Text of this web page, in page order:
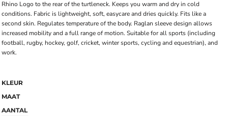
Rhino Logo to the rear of the turtleneck. Keeps you warm and dry in cold
conditions. Fabric is lightweight, soft, easycare and dries quickly. Fits like a
second skin. Regulates temperature of the body. Raglan sleeve design allows
increased mobility and a full range of motion. Suitable for all sports (including
football, rugby, hockey, golf, cricket, winter sports, cycling and equestrian), and
work.
KLEUR
MAAT
AANTAL